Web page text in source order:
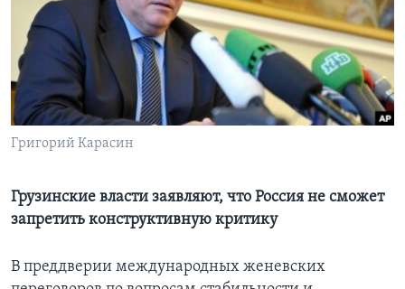
Learning English
СОЦИАЛЬНЫЕ СЕТИ
Григорий Карасин
Грузинские власти заявляют, что Россия не сможет
запретить конструктивную критику
В преддверии международных женевских